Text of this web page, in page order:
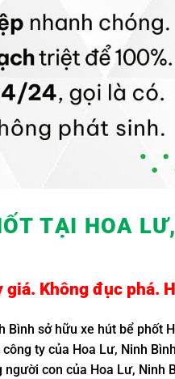
TẠI HOA
giá. Không đục phá.
Bình sở hữu xe hút bể
ty của Hoa Lư, Ninh
con của Hoa Lư,